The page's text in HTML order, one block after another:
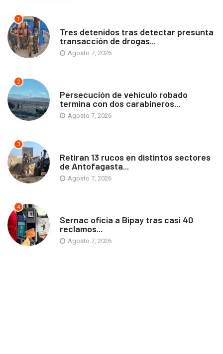
1
Tres detenidos tras detectar presunta
transacción de drogas...
Agosto 7, 2026
2
Persecución de vehículo robado
termina con dos carabineros...
Agosto 7, 2026
3
Retiran 13 rucos en distintos sectores
de Antofagasta...
Agosto 7, 2026
4
Sernac oficia a Bipay tras casi 40
reclamos...
Agosto 7, 2026